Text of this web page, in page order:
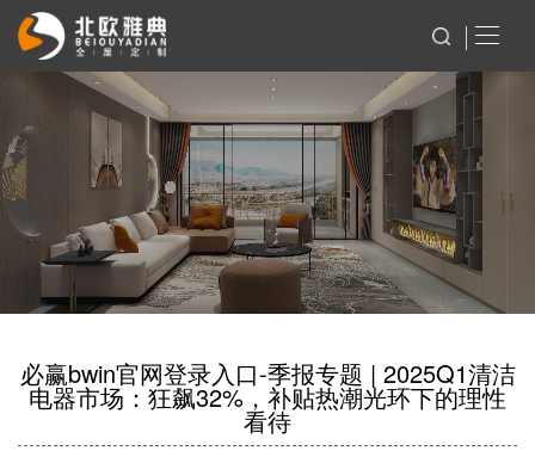
必赢bwin官网登录入口-季报专题 | 2025Q1清洁
电器市场：狂飙32%，补贴热潮光环下的理性
看待